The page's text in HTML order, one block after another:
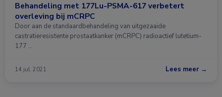
Behandeling met 177Lu-PSMA-617 verbetert
overleving bij mCRPC
Door aan de standaardbehandeling van uitgezaaide
castratieresistente prostaatkanker (mCRPC) radioactief lutetium-
177 …
14 jul. 2021 Lees meer →